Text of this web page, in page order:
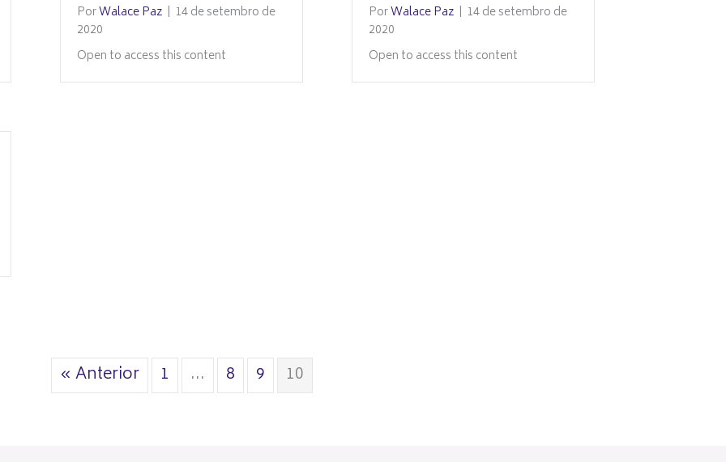
PorWalace Paz | 14 de setembro de
2020
Open to access this content
PorWalace Paz | 14 de setembro de
2020
Open to access this content
« Anterior 1 … 8 9 10